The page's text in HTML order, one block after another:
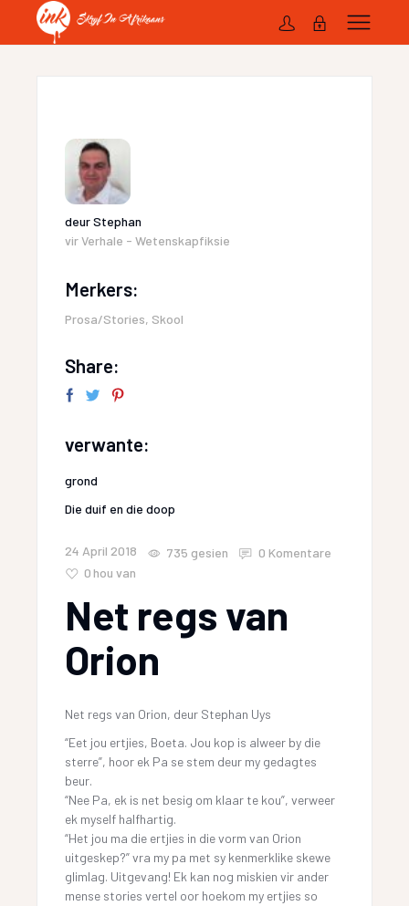
deurStephan
virVerhale - Wetenskapfiksie
Merkers:
Prosa/Stories, Skool
Share:
verwante:
grond
Die duif en die doop
24 April 2018 735 gesien
0 Komentare
0 hou van
Net regs van
Orion
Net regs van Orion, deur Stephan Uys
“Eet jou ertjies, Boeta. Jou kop is alweer by die
sterre”, hoor ek Pa se stem deur my gedagtes
beur.
“Nee Pa, ek is net besig om klaar te kou”, verweer
ek myself halfhartig.
“Het jou ma die ertjies in die vorm van Orion
uitgeskep?” vra my pa met sy kenmerklike skewe
glimlag. Uitgevang! Ek kan nog miskien vir ander
mense stories vertel oor hoekom my ertjies so